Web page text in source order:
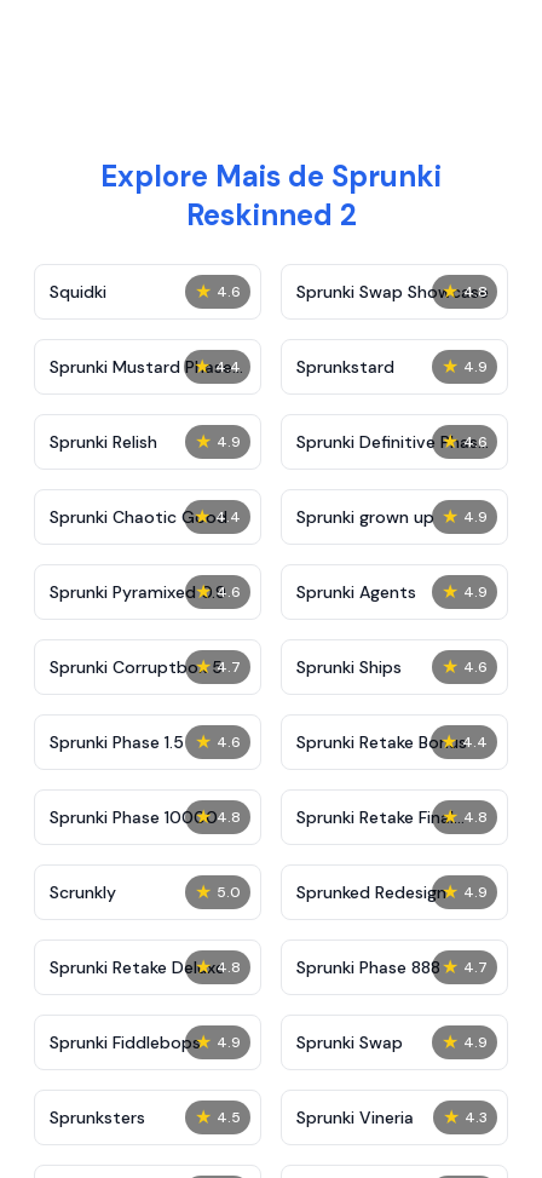
Explore Mais de Sprunki
Reskinned 2
★ 4.6
Squidki ★ 4.8
Sprunki Swap Showcase
★ 4.4
Sprunki Mustard Phase
2
★ 4.9
Sprunkstard
★ 4.9
Sprunki Relish ★ 4.6
Sprunki Definitive Phase
7
★ 4.4
Sprunki Chaotic Good ★ 4.9
Sprunki grown up
★ 4.6
Sprunki Pyramixed 0.9 ★ 4.9
Sprunki Agents
★ 4.7
Sprunki Corruptbox 5 ★ 4.6
Sprunki Ships
★ 4.6
Sprunki Phase 1.5 ★ 4.4
Sprunki Retake Bonus
★ 4.8
Sprunki Phase 10000 ★ 4.8
Sprunki Retake Final
Update
★ 5.0
Scrunkly ★ 4.9
Sprunked Redesign
★ 4.8
Sprunki Retake Deluxe ★ 4.7
Sprunki Phase 888
★ 4.9
Sprunki Fiddlebops ★ 4.9
Sprunki Swap
★ 4.5
Sprunksters ★ 4.3
Sprunki Vineria